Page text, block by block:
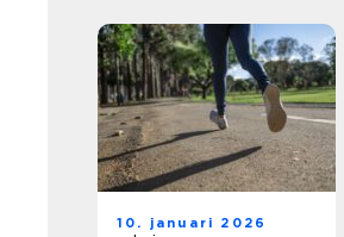
10. januari 2026